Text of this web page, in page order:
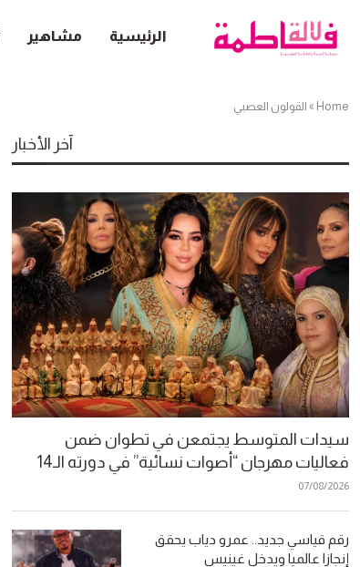
الرئيسية مشاهير
Home
» القولون العصبي
آخر الأخبار
سيدات المتوسط يجتمعن في تطوان ضمن
فعاليات مهرجان “أصوات نسائية” في دورته الـ14
07/08/2026
رقم قياسي جديد.. عمرو دياب يحقق
إنجازا عالميا ويدخل غينيس